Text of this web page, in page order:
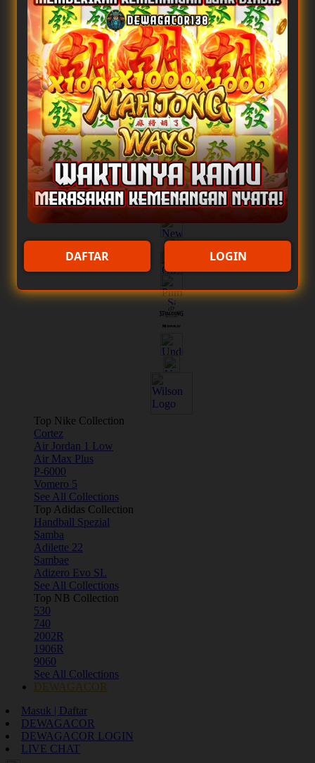
Top Nike Collection
Cortez
Air Jordan 1 Low
Air Max Plus
P-6000
Vomero 5
See All Collections
Top Adidas Collection
Handball Spezial
Samba
Adilette 22
Sambae
Adizero Evo SL
See All Collections
Top NB Collection
530
740
2002R
1906R
9060
See All Collections
DEWAGACOR
Masuk | Daftar
DEWAGACOR
DEWAGACOR LOGIN
LIVE CHAT
DAFTAR LOGIN